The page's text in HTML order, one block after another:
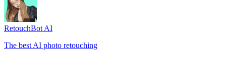
RetouchBot AI
The best AI photo retouching